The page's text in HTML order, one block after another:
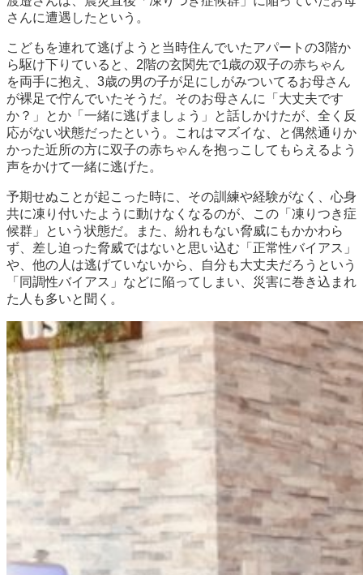
さんに遭遇したという。
こどもを連れて逃げようと当時住んでいたアパートの3階か
ら駆け下りていると、2階の玄関先で1歳の双子の赤ちゃん
を両手に抱え、3歳の男の子が足にしがみついてるお母さん
が裸足で佇んでいたそうだ。そのお母さんに「大丈夫です
か？」とか「一緒に逃げましょう」と話しかけたが、全く反
応がない状態だったという。これはマズイな、と偶然通りか
かった近所の方に双子の赤ちゃんを抱っこしてもらえるよう
声をかけて一緒に逃げた。
予期せぬことが起こった時に、その訓練や経験がなく、心身
共に凍り付いたように動けなくなるのが、この「凍りつき症
候群」という状態だ。また、紛れもない脅威にもかかわら
ず、差し迫った脅威ではないと思い込む「正常性バイアス」
や、他の人は逃げていないから、自分も大丈夫だろうという
「同調性バイアス」などに陥ってしまい、災害に巻き込まれ
た人も多いと聞く。